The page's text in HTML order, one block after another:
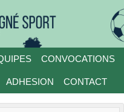
CONVOCATIONS
ADHESION CONTACT